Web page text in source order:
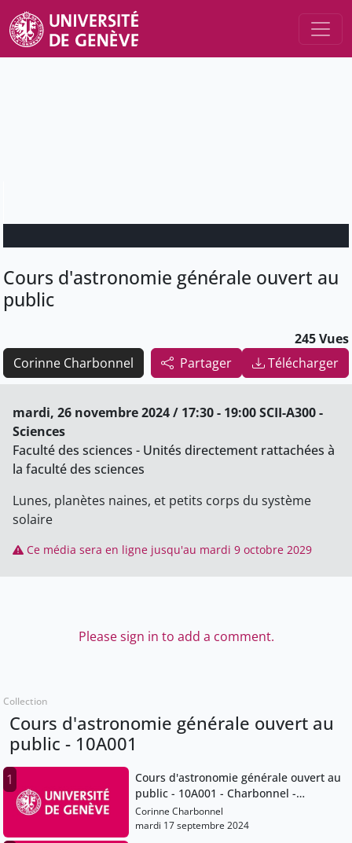
Cours d'astronomie générale ouvert au
public
245 Vues
Partager
Télécharger
Corinne Charbonnel
mardi, 26 novembre 2024 / 17:30 - 19:00 SCII-A300 -
Sciences
Faculté des sciences - Unités directement rattachées à
la faculté des sciences
Lunes, planètes naines, et petits corps du système
solaire
Ce média sera en ligne jusqu'au mardi 9 octobre 2029
Please sign in to add a comment.
Collection
Cours d'astronomie générale ouvert au
public - 10A001
1
Cours d'astronomie générale ouvert au
public - 10A001 - Charbonnel -
20240917
Corinne Charbonnel
mardi 17 septembre 2024